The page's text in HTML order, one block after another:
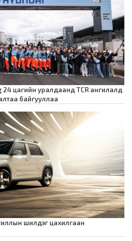
цагийн уралдаанд TCR ангилалд
байгууллаа
шилдэг цахилгаан